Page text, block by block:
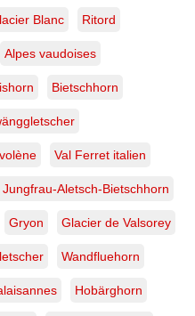
Blanc Ritord
Alpes vaudoises
Bietschhorn
Val Ferret italien
Jungfrau-Aletsch-Bietschhorn
Gryon Glacier de Valsorey
Wandfluehorn
Hobärghorn